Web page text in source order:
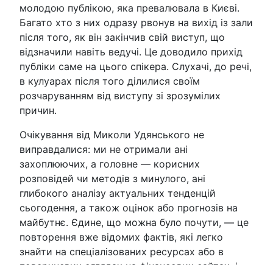
молодою публікою, яка превалювала в Києві.
Багато хто з них одразу рвонув на вихід із зали
після того, як він закінчив свій виступ, що
відзначили навіть ведучі. Це доводило прихід
публіки саме на цього спікера. Слухачі, до речі,
в кулуарах після того ділилися своїм
розчаруванням від виступу зі зрозумілих
причин.
Очікування від Миколи Удянського не
виправдалися: ми не отримали ані
захоплюючих, а головне — корисних
розповідей чи методів з минулого, ані
глибокого аналізу актуальних тенденцій
сьогодення, а також оцінок або прогнозів на
майбутнє. Єдине, що можна було почути, — це
повторення вже відомих фактів, які легко
знайти на спеціалізованих ресурсах або в